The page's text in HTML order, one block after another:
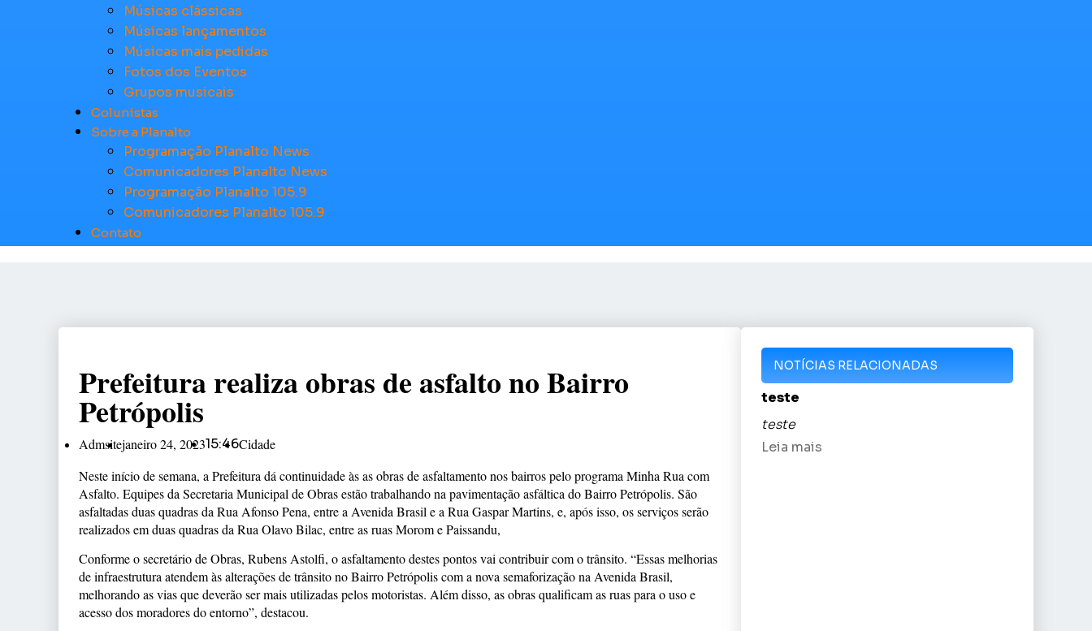
Músicas clássicas
Músicas lançamentos
Músicas mais pedidas
Fotos dos Eventos
Grupos musicais
Colunistas
Sobre a Planalto
Programação Planalto News
Comunicadores Planalto News
Programação Planalto 105.9
Comunicadores Planalto 105.9
Contato
Prefeitura realiza obras de asfalto no Bairro
Petrópolis
Admsitejaneiro 24, 202315:46Cidade
Neste início de semana, a Prefeitura dá continuidade às as obras de asfaltamento nos bairros pelo programa Minha Rua com
Asfalto. Equipes da Secretaria Municipal de Obras estão trabalhando na pavimentação asfáltica do Bairro Petrópolis. São
asfaltadas duas quadras da Rua Afonso Pena, entre a Avenida Brasil e a Rua Gaspar Martins, e, após isso, os serviços serão
realizados em duas quadras da Rua Olavo Bilac, entre as ruas Morom e Paissandu,
Conforme o secretário de Obras, Rubens Astolfi, o asfaltamento destes pontos vai contribuir com o trânsito. “Essas melhorias
de infraestrutura atendem às alterações de trânsito no Bairro Petrópolis com a nova semaforização na Avenida Brasil,
melhorando as vias que deverão ser mais utilizadas pelos motoristas. Além disso, as obras qualificam as ruas para o uso e
acesso dos moradores do entorno”, destacou.
NOTÍCIAS RELACIONADAS
teste
teste
Leia mais